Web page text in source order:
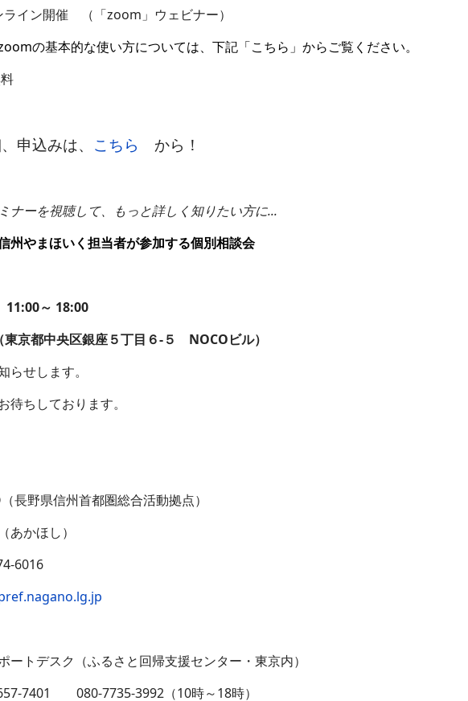
イン開催 （「zoom」ウェビナー）
の基本的な使い方については、下記「こちら」からご覧ください。
申込みは、 こちら から！
ナーを視聴して、もっと詳しく知りたい方に...
州やまほいく担当者が参加する個別相談会
～ 18:00
京都中央区銀座５丁目６-５ NOCOビル）
せします。
ちしております。
野県信州首都圏総合活動拠点）
ほし）
トデスク（ふるさと回帰支援センター・東京内）
080-7735-3992（10時～18時）